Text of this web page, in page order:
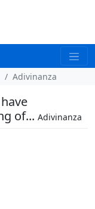
Adivinanza
of... Adivinanza